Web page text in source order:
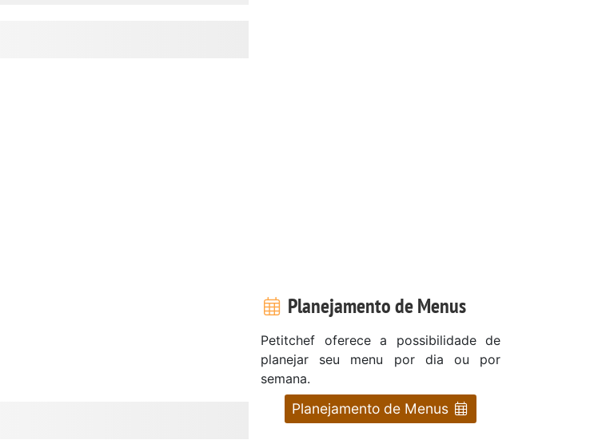
Planejamento de Menus
Petitchef oferece a possibilidade de
planejar seu menu por dia ou por
semana.
Planejamento de Menus